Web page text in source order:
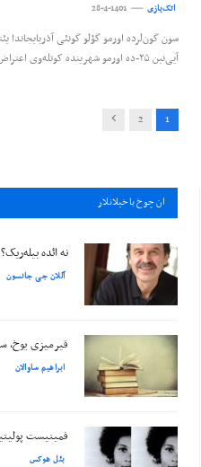
اتک‌یازی 28-4-1401
سون گون‌لرده اورمو گؤلو گونئی
آیی‌نین ۲۵-ده اورمو شهرینده کوتله‌وی اعتراض آکسییالارینا سبب اولان بو مسئله ان آز ۳۰…
1
2
Next
ان چوخ باخيلانلار
نه ائده
آللان جی جانسون
قیرمیزی یوخ،
ابراهیم ساوالان
فمینیست
بئل هوکس